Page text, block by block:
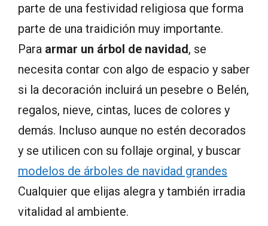
parte de una festividad religiosa que forma
parte de una traidición muy importante.
Para armar un árbol de navidad, se
necesita contar con algo de espacio y saber
si la decoración incluirá un pesebre o Belén,
regalos, nieve, cintas, luces de colores y
demás. Incluso aunque no estén decorados
y se utilicen con su follaje orginal, y buscar
modelos de árboles de navidad grandes
Cualquier que elijas alegra y también irradia
vitalidad al ambiente.